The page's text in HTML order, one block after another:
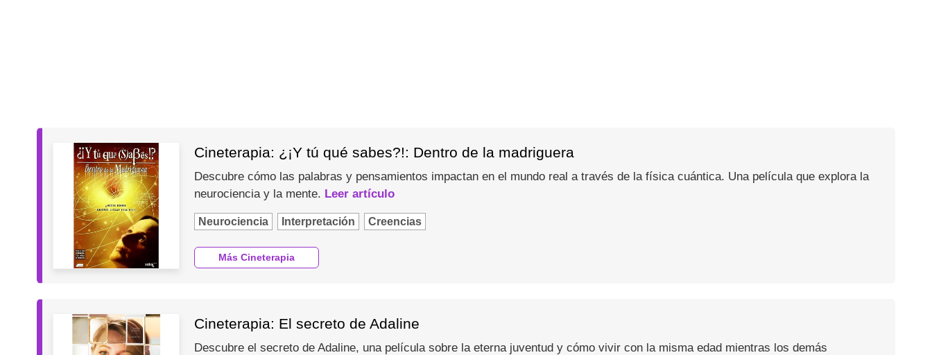
Cineterapia: ¿¡Y tú qué sabes?!: Dentro de la madriguera
Descubre cómo las palabras y pensamientos impactan en el mundo real a través de la física cuántica. Una película que explora la
neurociencia y la mente. Leer artículo
Neurociencia Interpretación Creencias
Más Cineterapia
Cineterapia: El secreto de Adaline
Descubre el secreto de Adaline, una película sobre la eterna juventud y cómo vivir con la misma edad mientras los demás